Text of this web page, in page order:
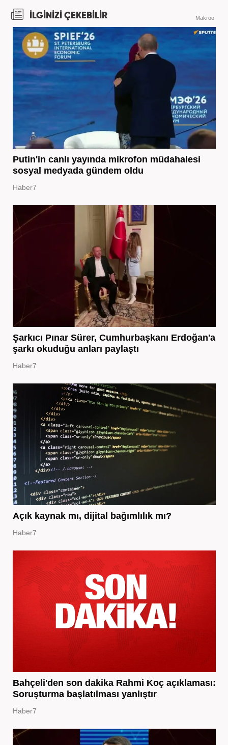
İLGİNİZİ ÇEKEBİLİR Makroo
Putin'in canlı yayında mikrofon müdahalesi
sosyal medyada gündem oldu
Haber7
Şarkıcı Pınar Sürer, Cumhurbaşkanı Erdoğan'a
şarkı okuduğu anları paylaştı
Haber7
Açık kaynak mı, dijital bağımlılık mı?
Haber7
Bahçeli'den son dakika Rahmi Koç açıklaması:
Soruşturma başlatılması yanlıştır
Haber7